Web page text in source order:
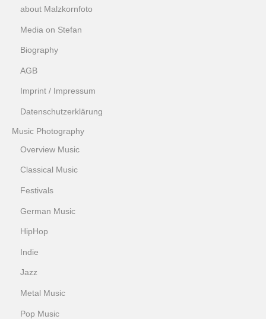
about Malzkornfoto
Media on Stefan
Biography
AGB
Imprint / Impressum
Datenschutzerklärung
Music Photography
Overview Music
Classical Music
Festivals
German Music
HipHop
Indie
Jazz
Metal Music
Pop Music